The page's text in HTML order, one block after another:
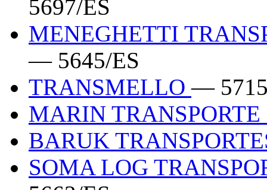
5697/ES
MENEGHETTI
— 5645/ES
TRANSMELLO—
MARIN
BARUK
SOMA LOG